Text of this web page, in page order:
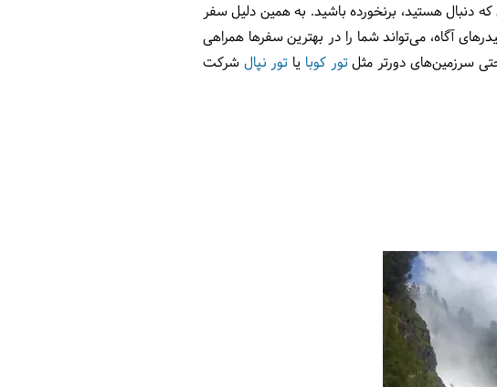
دنبال هستید، برنخورده باشید. به همین دلیل سفر
آگاه، می‌تواند شما را در بهترین سفرها همراهی
سرزمین‌های دورتر مثلتور کوبا یا تور نپال شرکت